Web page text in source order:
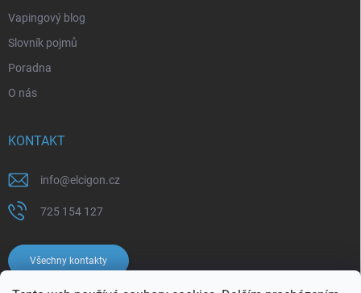
Vapingový blog
Slovník pojmů
Poradna
O nás
KONTAKT
info@elcigon.cz
725 154 127
Všechny kontakty